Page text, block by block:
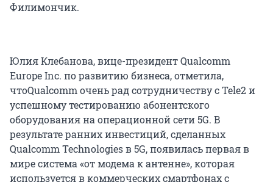
Филимончик.
Юлия Клебанова, вице-президент Qualcomm
Europe Inc. по развитию бизнеса, отметила,
чтоQualcomm очень рад сотрудничеству с Tele2 и
успешному тестированию абонентского
оборудования на операционной сети 5G. В
результате ранних инвестиций, сделанных
Qualcomm Technologies в 5G, появилась первая в
мире система «от модема к антенне», которая
используется в коммерческих смартфонах с